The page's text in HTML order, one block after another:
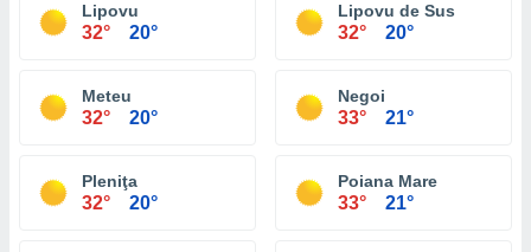
Lipovu
32° 20°
Lipovu de Sus
32° 20°
Meteu
32° 20°
Negoi
33° 21°
Pleniţa
32° 20°
Poiana Mare
33° 21°